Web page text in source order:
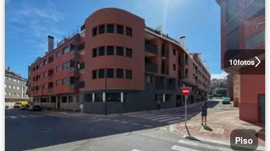
10fotos
Piso